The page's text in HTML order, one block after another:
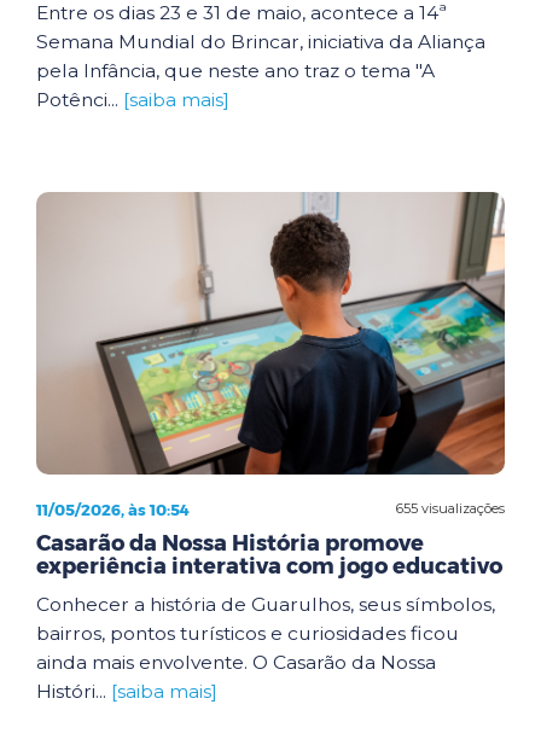
Entre os dias 23 e 31 de maio, acontece a 14ª
Semana Mundial do Brincar, iniciativa da Aliança
pela Infância, que neste ano traz o tema "A
Potênci... [saiba mais]
655 visualizações
11/05/2026, às 10:54
Casarão da Nossa História promove
experiência interativa com jogo educativo
Conhecer a história de Guarulhos, seus símbolos,
bairros, pontos turísticos e curiosidades ficou
ainda mais envolvente. O Casarão da Nossa
Históri... [saiba mais]